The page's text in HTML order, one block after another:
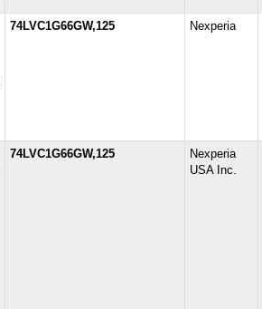
74LVC1G66GW,125 Nexperia
74LVC1G66GW,125
Nexperia
USA Inc.